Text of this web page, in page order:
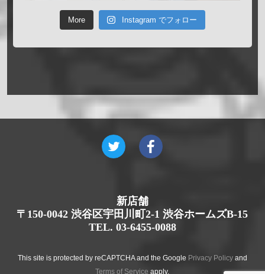
More Instagram でフォロー
新店舗
〒150-0042 渋谷区宇田川町2-1 渋谷ホームズB-15
TEL. 03-6455-0088
This site is protected by reCAPTCHA and the Google Privacy Policyand
Terms of Service apply.